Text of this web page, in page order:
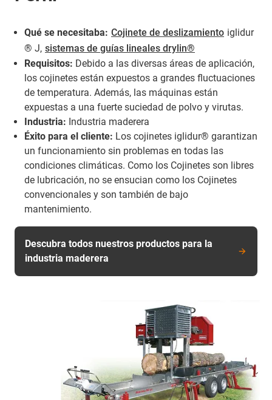
Qué se necesitaba: Cojinete de deslizamiento iglidur
® J, sistemas de guías lineales drylin®
Requisitos: Debido a las diversas áreas de aplicación,
los cojinetes están expuestos a grandes fluctuaciones
de temperatura. Además, las máquinas están
expuestas a una fuerte suciedad de polvo y virutas.
Industria: Industria maderera
Éxito para el cliente: Los cojinetes iglidur® garantizan
un funcionamiento sin problemas en todas las
condiciones climáticas. Como los Cojinetes son libres
de lubricación, no se ensucian como los Cojinetes
convencionales y son también de bajo
mantenimiento.
Descubra todos nuestros productos para la
industria maderera